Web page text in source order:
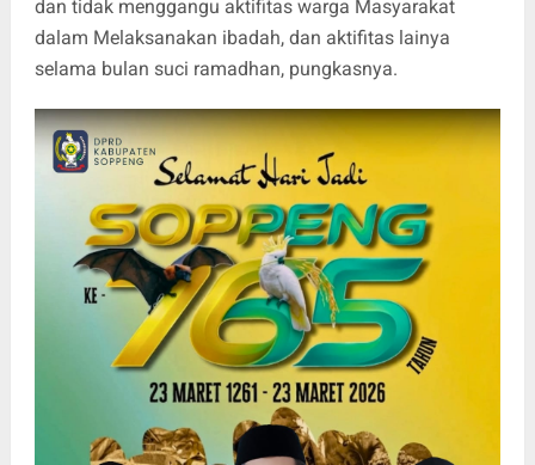
dan tidak menggangu aktifitas warga Masyarakat
dalam Melaksanakan ibadah, dan aktifitas lainya
selama bulan suci ramadhan, pungkasnya.